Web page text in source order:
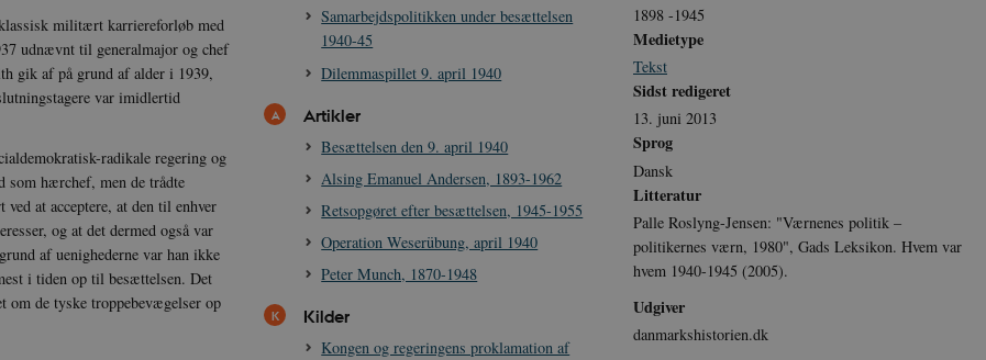
militært karriereforløb med
udnævnt til generalmajor og chef
gik af på grund af alder i 1939,
var imidlertid
radikale regering og
som hærchef, men de trådte
at acceptere, at den til enhver
og at det dermed også var
af uenighederne var han ikke
i tiden op til besættelsen. Det
de tyske troppebevægelser op
Samarbejdspolitikken under besættelsen
1940-45
Dilemmaspillet 9. april 1940
Artikler
Besættelsen den 9. april 1940
Alsing Emanuel Andersen, 1893-1962
Retsopgøret efter besættelsen, 1945-1955
Operation Weserübung, april 1940
Peter Munch, 1870-1948
Kilder
Kongen og regeringens proklamation af
1898 -1945
Medietype
Tekst
Sidst redigeret
13. juni 2013
Sprog
Dansk
Litteratur
Palle Roslyng-Jensen: "Værnenes politik –
politikernes værn, 1980", Gads Leksikon. Hvem var
hvem 1940-1945 (2005).
Udgiver
danmarkshistorien.dk